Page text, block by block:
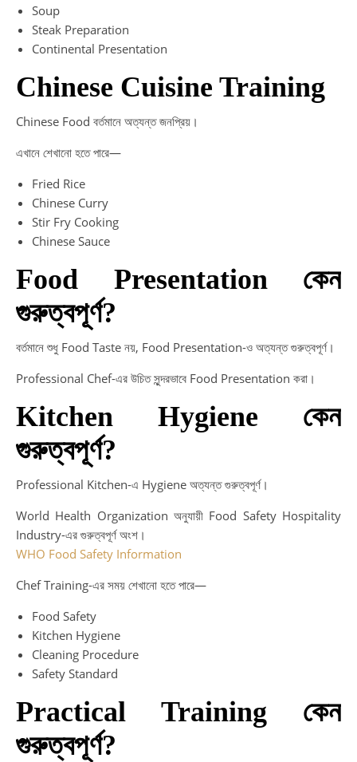
Soup
Steak Preparation
Continental Presentation
Chinese Cuisine Training
Chinese Food বর্তমানে অত্যন্ত জনপ্রিয়।
এখানে শেখানো হতে পারে—
Fried Rice
Chinese Curry
Stir Fry Cooking
Chinese Sauce
Food Presentation কেন
গুরুত্বপূর্ণ?
বর্তমানে শুধু Food Taste নয়, Food Presentation-ও অত্যন্ত গুরুত্বপূর্ণ।
Professional Chef-এর উচিত সুন্দরভাবে Food Presentation করা।
Kitchen Hygiene কেন
গুরুত্বপূর্ণ?
Professional Kitchen-এ Hygiene অত্যন্ত গুরুত্বপূর্ণ।
World Health Organization অনুযায়ী Food Safety Hospitality
Industry-এর গুরুত্বপূর্ণ অংশ।
WHO Food Safety Information
Chef Training-এর সময় শেখানো হতে পারে—
Food Safety
Kitchen Hygiene
Cleaning Procedure
Safety Standard
Practical Training কেন
গুরুত্বপূর্ণ?